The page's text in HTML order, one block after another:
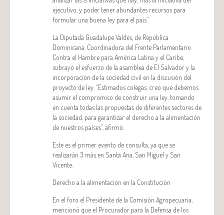
ejecutivo, y poder tener abundantes recursos para
formular una buena ley para el país”.
La Diputada Guadalupe Valdés, de República
Dominicana, Coordinadora del Frente Parlamentario
Contra el Hambre para América Latina y el Caribe,
subrayó el esfuerzo de la asamblea de El Salvador y la
incorporación de la sociedad civil en la discusión del
proyecto de ley. “Estimados colegas, creo que debemos
asumir el compromiso de construir una ley, tomando
en cuenta todas las propuestas de diferentes sectores de
la sociedad, para garantizar el derecho a la alimentación
de nuestros países”, afirmó.
Este es el primer evento de consulta, ya que se
realizarán 3 más en Santa Ana, San Miguel y San
Vicente.
Derecho a la alimentación en la Constitución
En el foro el Presidente de la Comisión Agropecuaria,
mencionó que el Procurador para la Defensa de los